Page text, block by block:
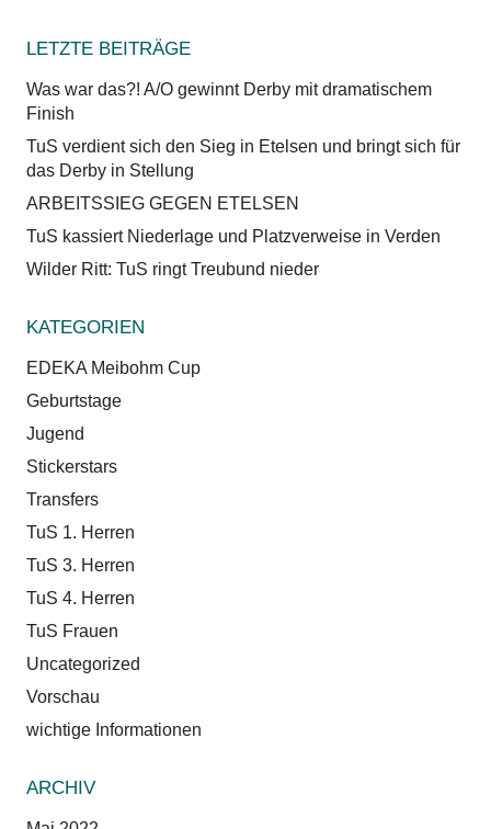
LETZTE BEITRÄGE
Was war das?! A/O gewinnt Derby mit dramatischem
Finish
TuS verdient sich den Sieg in Etelsen und bringt sich für
das Derby in Stellung
ARBEITSSIEG GEGEN ETELSEN
TuS kassiert Niederlage und Platzverweise in Verden
Wilder Ritt: TuS ringt Treubund nieder
KATEGORIEN
EDEKA Meibohm Cup
Geburtstage
Jugend
Stickerstars
Transfers
TuS 1. Herren
TuS 3. Herren
TuS 4. Herren
TuS Frauen
Uncategorized
Vorschau
wichtige Informationen
ARCHIV